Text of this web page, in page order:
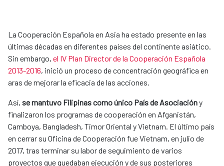
​​​​​​La Cooperación Española en Asia ha estado presente en las
últimas décadas en diferentes países del continente asiático.
Sin embargo, el IV Plan Director de la Cooperación Española
2013-2016, inició un proceso de concentración geográfica en
aras de mejorar la eficacia de las acciones.
Así, se mantuvo Filipinas como único País de Asociacióny
finalizaron los programas de cooperación en Afganistán,
Camboya, Bangladesh, Timor Oriental y Vietnam. El último país
en cerrar su Oficina de Cooperación fue Vietnam, en julio de
2017, tras terminar su labor de seguimiento de varios
proyectos que quedaban ejecución y de sus posteriores